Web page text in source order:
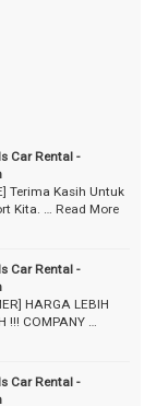
Car Rental -
Terima Kasih Untuk
Kita. …
Read More
Car Rental -
HARGA LEBIH
!!! COMPANY …
Car Rental -